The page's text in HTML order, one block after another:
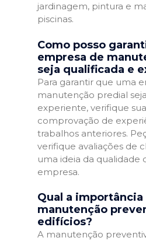
jardinagem, pintura e
piscinas.
Como posso
empresa de
seja qualificada e
Para garantir que uma
manutenção predial
experiente, verifique
comprovação de
trabalhos anteriores.
verifique avaliações de
uma ideia da qualidade
empresa.
Qual a importância
manutenção
edifícios?
A manutenção